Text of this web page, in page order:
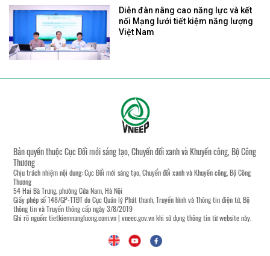
Diễn đàn nâng cao năng lực và kết
nối Mạng lưới tiết kiệm năng lượng
Việt Nam
Bản quyền thuộc Cục Đổi mới sáng tạo, Chuyển đổi xanh và Khuyến công, Bộ Công
Thương
Chịu trách nhiệm nội dung: Cục Đổi mới sáng tạo, Chuyển đổi xanh và Khuyến công, Bộ Công
Thương
54 Hai Bà Trưng, phường Cửa Nam, Hà Nội
Giấy phép số 148/GP-TTĐT do Cục Quản lý Phát thanh, Truyền hình và Thông tin điện tử, Bộ
thông tin và Truyền thông cấp ngày 3/8/2019
Ghi rõ nguồn:tietkiemnangluong.com.vn| vneec.gov.vnkhi sử dụng thông tin từ website này.